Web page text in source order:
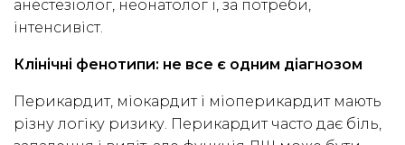
анестезіолог, неонатолог і, за потреби,
інтенсивіст.
Клінічні фенотипи: не все є одним діагнозом
Перикардит, міокардит і міоперикардит мають
різну логіку ризику. Перикардит часто дає біль,